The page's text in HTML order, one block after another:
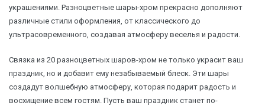
украшениями. Разноцветные шары-хром прекрасно дополняют
различные стили оформления, от классического до
ультрасовременного, создавая атмосферу веселья и радости.
Связка из 20 разноцветных шаров-хром не только украсит ваш
праздник, но и добавит ему незабываемый блеск. Эти шары
создадут волшебную атмосферу, которая подарит радость и
восхищение всем гостям. Пусть ваш праздник станет по-